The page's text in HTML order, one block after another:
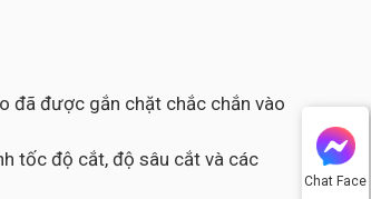
Chat Face
đã được gắn chặt chắc chắn vào
tốc độ cắt, độ sâu cắt và các